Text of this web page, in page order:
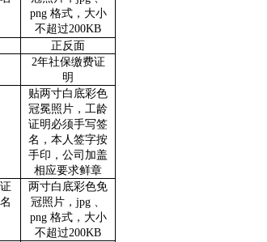
png 格式，大小
不超过200KB
正反面
2年社保缴费证
明
贴两寸白底彩色
冠冕照片，工龄
证明必须手写签
名，本人签字按
手印，公司加盖
相应要求鲜章
两寸白底彩色免
冠照片， jpg 、
png 格式，大小
不超过200KB